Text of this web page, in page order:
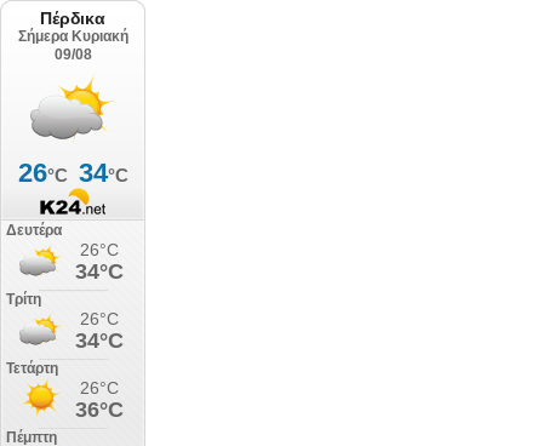
Πέρδικα
Σήμερα Κυριακή
09/08
26°C 34°C
Δευτέρα
26°C
34°C
Τρίτη
26°C
34°C
Τετάρτη
26°C
36°C
Πέμπτη